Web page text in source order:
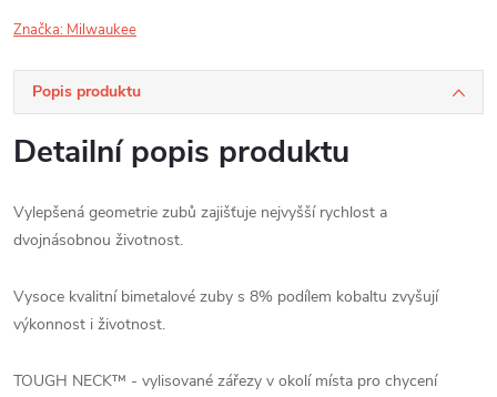
Značka: Milwaukee
Popis produktu
Detailní popis produktu
Vylepšená geometrie zubů zajišťuje nejvyšší rychlost a
dvojnásobnou životnost.
Vysoce kvalitní bimetalové zuby s 8% podílem kobaltu zvyšují
výkonnost i životnost.
TOUGH NECK™ - vylisované zářezy v okolí místa pro chycení